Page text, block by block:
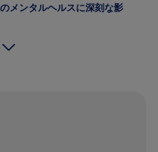
メンタルヘルスに深刻な影